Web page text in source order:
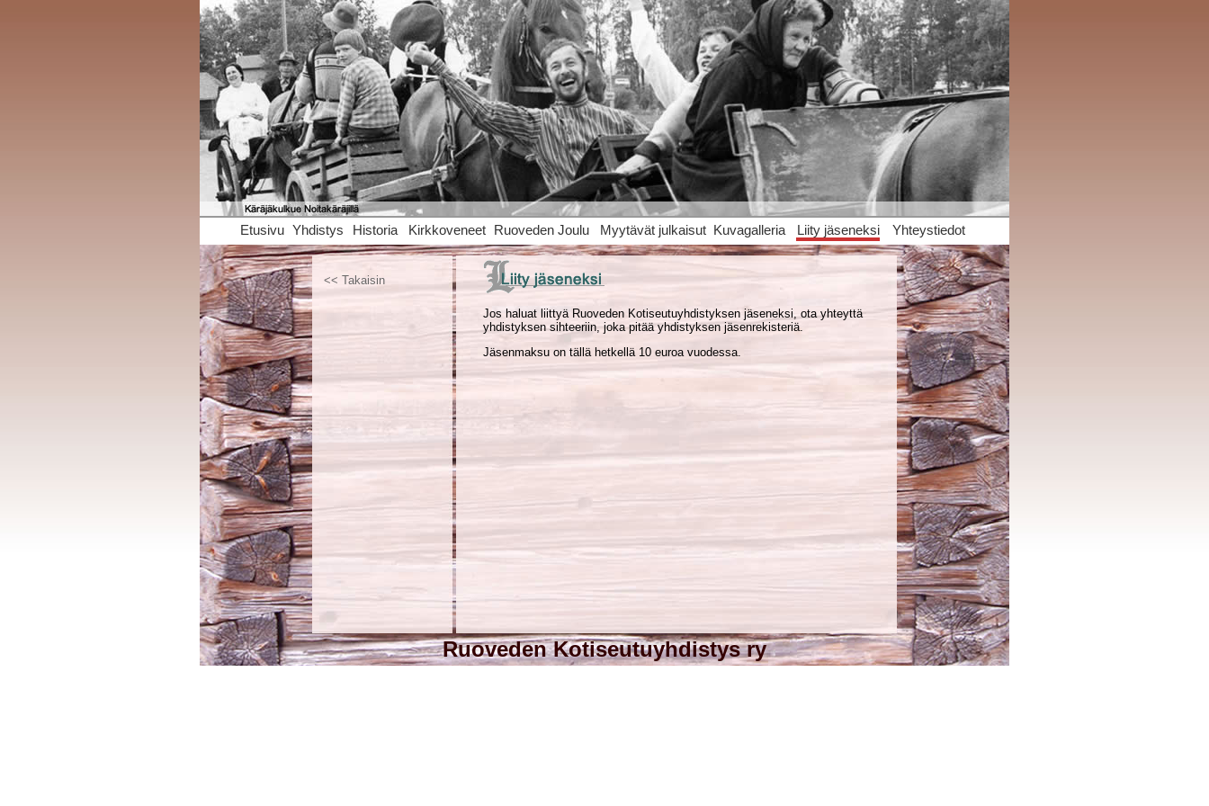
Etusivu Yhdistys Historia Kirkkoveneet Ruoveden Joulu Myytävät julkaisut Kuvagalleria Liity jäseneksi Yhteystiedot
<< Takaisin
Jos haluat liittyä Ruoveden Kotiseutuyhdistyksen jäseneksi, ota yhteyttä
yhdistyksen sihteeriin, joka pitää yhdistyksen jäsenrekisteriä.
Jäsenmaksu on tällä hetkellä 10 euroa vuodessa.
Ruoveden Kotiseutuyhdistys ry